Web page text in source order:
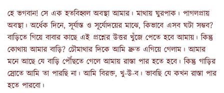
হে ভগবান! সে এক হতবিহ্বল অবস্থা আমার। মাথায় ঘুরপাক। পাগলপ্রায়
অবস্থা। অর্ধেক দিনে, সূর্যাস্ত ও সূর্যোদয়ের মাঝে, কিভাবে এসব ঘটা সম্ভব?
বাড়িতে গিয়ে বাবার কাছে এই প্রশ্নের উত্তর খুঁজে পেতে হবে আমায়। কিন্তু
কোথায় আমার বাড়ি? চৌমাথার দিকে আমি দ্রুত এগিয়ে গেলাম। আমার
মনে আছে যে বাড়ি পৌঁছতে গেলে আমায় রাস্তা পার হতে হবে। কিন্তু গাড়ির
স্রোতে আমি তা পারছি না। আমি বিরক্ত, খু-উ-ব। ভাবছি যে কখন রাস্তা পার
হতে পারবো।